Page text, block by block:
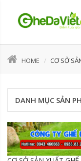
HOME CƠ SỞ
DANH MỤC SẢN